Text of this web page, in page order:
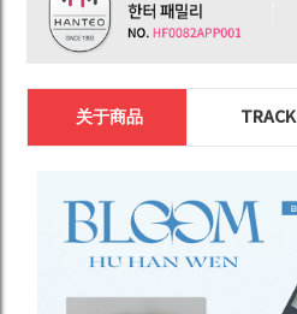
关于商品 TRACK